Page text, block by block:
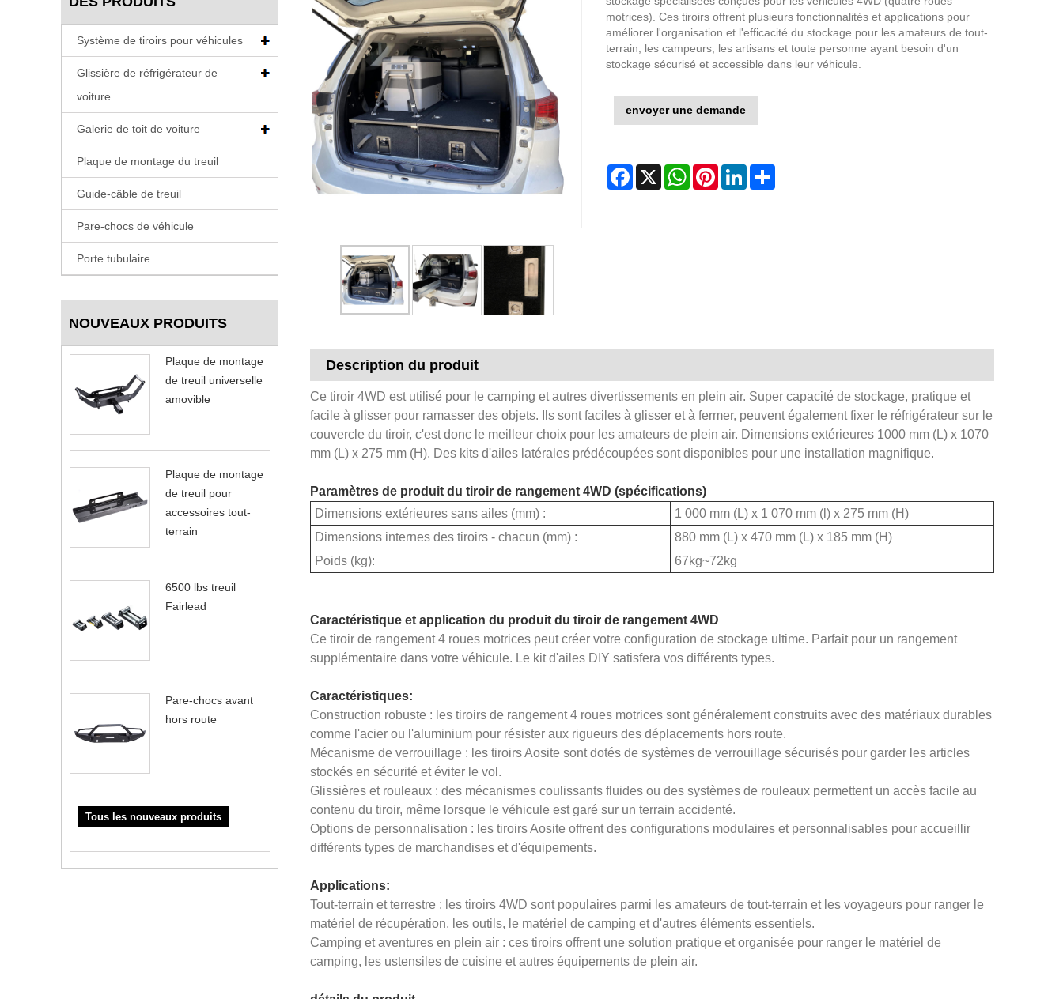
Système de tiroirs pour véhicules
Glissière de réfrigérateur de
voiture
Galerie de toit de voiture
Plaque de montage du treuil
Guide-câble de treuil
Pare-chocs de véhicule
Porte tubulaire
NOUVEAUX PRODUITS
Plaque de montage
de treuil universelle
amovible
Plaque de montage
de treuil pour
accessoires tout-
terrain
6500 lbs treuil
Fairlead
Pare-chocs avant
hors route
Tous les nouveaux produits
motrices). Ces tiroirs offrent plusieurs fonctionnalités et applications pour
améliorer l'organisation et l'efficacité du stockage pour les amateurs de tout-
terrain, les campeurs, les artisans et toute personne ayant besoin d'un
stockage sécurisé et accessible dans leur véhicule.
envoyer une demande
Facebook
X WhatsAppPinterestLinkedInShare
Description du produit
Ce tiroir 4WD est utilisé pour le camping et autres divertissements en plein air. Super capacité de stockage, pratique et
facile à glisser pour ramasser des objets. Ils sont faciles à glisser et à fermer, peuvent également fixer le réfrigérateur sur le
couvercle du tiroir, c'est donc le meilleur choix pour les amateurs de plein air. Dimensions extérieures 1000 mm (L) x 1070
mm (L) x 275 mm (H). Des kits d'ailes latérales prédécoupées sont disponibles pour une installation magnifique.
Paramètres de produit du tiroir de rangement 4WD (spécifications)
Dimensions extérieures sans ailes (mm) :
1 000 mm (L) x 1 070 mm (l) x 275 mm (H)
Dimensions internes des tiroirs - chacun (mm) :
880 mm (L) x 470 mm (L) x 185 mm (H)
Poids (kg):
67kg~72kg
Caractéristique et application du produit du tiroir de rangement 4WD
Ce tiroir de rangement 4 roues motrices peut créer votre configuration de stockage ultime. Parfait pour un rangement
supplémentaire dans votre véhicule. Le kit d'ailes DIY satisfera vos différents types.
Caractéristiques:
Construction robuste : les tiroirs de rangement 4 roues motrices sont généralement construits avec des matériaux durables
comme l'acier ou l'aluminium pour résister aux rigueurs des déplacements hors route.
Mécanisme de verrouillage : les tiroirs Aosite sont dotés de systèmes de verrouillage sécurisés pour garder les articles
stockés en sécurité et éviter le vol.
Glissières et rouleaux : des mécanismes coulissants fluides ou des systèmes de rouleaux permettent un accès facile au
contenu du tiroir, même lorsque le véhicule est garé sur un terrain accidenté.
Options de personnalisation : les tiroirs Aosite offrent des configurations modulaires et personnalisables pour accueillir
différents types de marchandises et d'équipements.
Applications:
Tout-terrain et terrestre : les tiroirs 4WD sont populaires parmi les amateurs de tout-terrain et les voyageurs pour ranger le
matériel de récupération, les outils, le matériel de camping et d'autres éléments essentiels.
Camping et aventures en plein air : ces tiroirs offrent une solution pratique et organisée pour ranger le matériel de
camping, les ustensiles de cuisine et autres équipements de plein air.